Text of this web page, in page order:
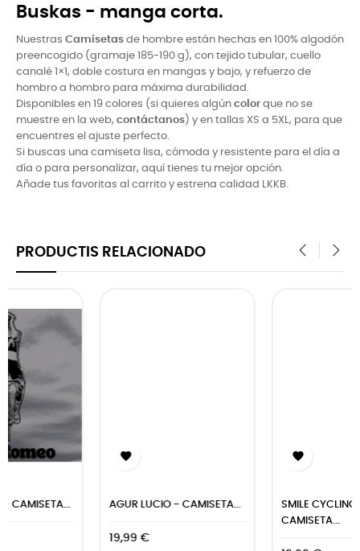
Buskas - manga corta.
Nuestras Camisetas de hombre están hechas en 100% algodón
preencogido (gramaje 185-190 g), con tejido tubular, cuello
canalé 1×1, doble costura en mangas y bajo, y refuerzo de
hombro a hombro para máxima durabilidad.
Disponibles en 19 colores (si quieres algún color que no se
muestre en la web, contáctanos) y en tallas XS a 5XL, para que
encuentres el ajuste perfecto.
Si buscas una camiseta lisa, cómoda y resistente para el dí­a a
dí­a o para personalizar, aquí­ tienes tu mejor opción.
Añade tus favoritas al carrito y estrena calidad LKKB.
PRODUCTIS RELACIONADO

AGUR LUCIO - CAMISETA...
SMILE CYCLING -